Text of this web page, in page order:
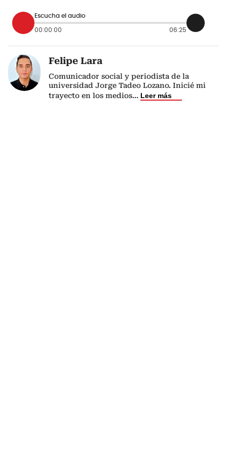
Escucha el audio
00:00:00 06:25
Felipe Lara
Comunicador social y periodista de la
universidad Jorge Tadeo Lozano. Inicié mi
trayecto en los medios... Leer más